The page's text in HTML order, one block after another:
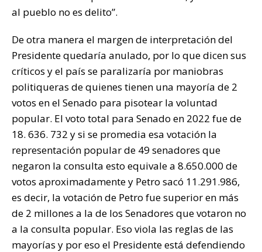
al pueblo no es delito”.
De otra manera el margen de interpretación del
Presidente quedaría anulado, por lo que dicen sus
críticos y el país se paralizaría por maniobras
politiqueras de quienes tienen una mayoría de 2
votos en el Senado para pisotear la voluntad
popular. El voto total para Senado en 2022 fue de
18. 636. 732 y si se promedia esa votación la
representación popular de 49 senadores que
negaron la consulta esto equivale a 8.650.000 de
votos aproximadamente y Petro sacó 11.291.986,
es decir, la votación de Petro fue superior en más
de 2 millones a la de los Senadores que votaron no
a la consulta popular. Eso viola las reglas de las
mayorías y por eso el Presidente está defendiendo